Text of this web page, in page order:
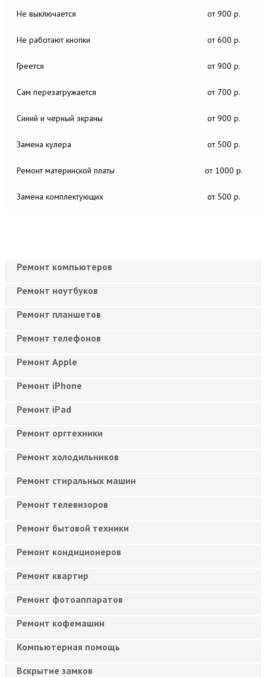
Не выключается от 900 р.
Не работают кнопки от 600 р.
Греется от 900 р.
Сам перезагружается от 700 р.
Синий и черный экраны от 900 р.
Замена кулера от 500 р.
Ремонт материнской платы от 1000 р.
Замена комплектующих от 500 р.
Ремонт компьютеров
Ремонт ноутбуков
Ремонт планшетов
Ремонт телефонов
Ремонт Apple
Ремонт iPhone
Ремонт iPad
Ремонт оргтехники
Ремонт холодильников
Ремонт стиральных машин
Ремонт телевизоров
Ремонт бытовой техники
Ремонт кондиционеров
Ремонт квартир
Ремонт фотоаппаратов
Ремонт кофемашин
Компьютерная помощь
Вскрытие замков